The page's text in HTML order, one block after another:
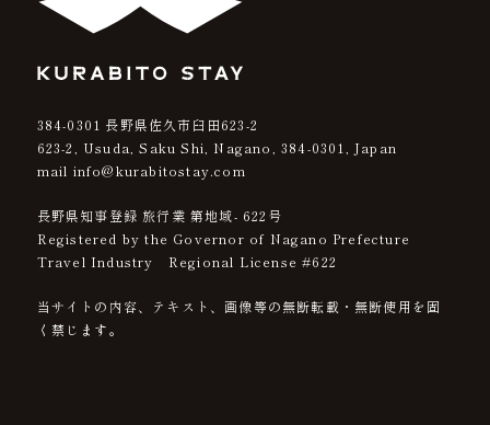
384-0301 長野県佐久市臼田623-2
623-2, Usuda, Saku Shi, Nagano, 384-0301
, Japan
mail info@kurabitostay.com
長野県知事登録 旅行業 第地域- 622号
Registered by the Governor of Nagano Prefecture
Travel Industry Regional License #622
当サイトの内容、テキスト、画像等の無断転載・無断使用を固
く禁じます。